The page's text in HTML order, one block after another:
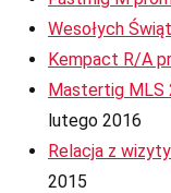
Wesołych Świąt
Kempact R/A
Mastertig MLS
lutego 2016
Relacja z
2015